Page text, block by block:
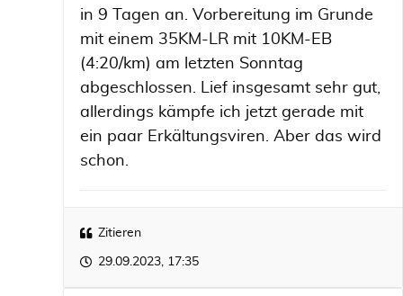
in 9 Tagen an. Vorbereitung im Grunde
mit einem 35KM-LR mit 10KM-EB
(4:20/km) am letzten Sonntag
abgeschlossen. Lief insgesamt sehr gut,
allerdings kämpfe ich jetzt gerade mit
ein paar Erkältungsviren. Aber das wird
schon.
Zitieren
29.09.2023, 17:35